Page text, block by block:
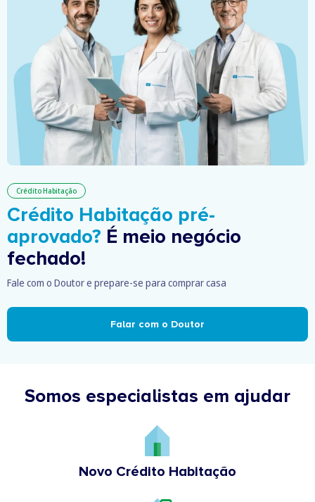
Crédito Habitação
Crédito Habitação pré-
aprovado? É meio negócio
fechado!
Fale com o Doutor e prepare-se para comprar casa
Falar com o Doutor
Somos especialistas em ajudar
Novo Crédito Habitação